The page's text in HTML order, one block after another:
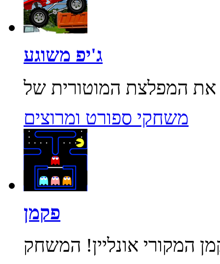
ג'יפ משוגע
משחקי ספורט ומרוצים
פקמן